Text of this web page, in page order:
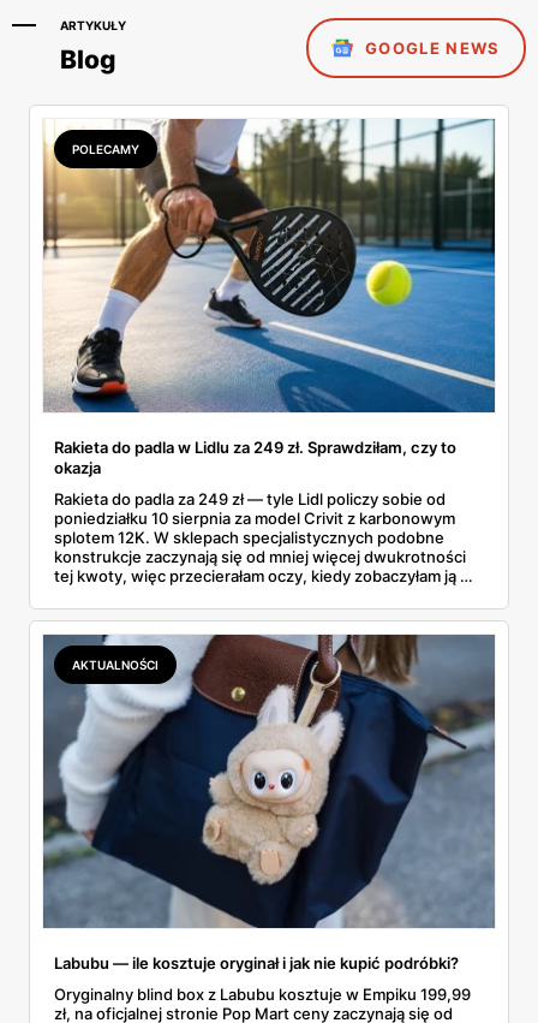
ARTYKUŁY
Blog GOOGLE NEWS
POLECAMY
Rakieta do padla w Lidlu za 249 zł. Sprawdziłam, czy to
okazja
Rakieta do padla za 249 zł — tyle Lidl policzy sobie od
poniedziałku 10 sierpnia za model Crivit z karbonowym
splotem 12K. W sklepach specjalistycznych podobne
konstrukcje zaczynają się od mniej więcej dwukrotności
tej kwoty, więc przecierałam oczy, kiedy zobaczyłam ją w
najszybciej rosnący sport w Polsce: kortów przybywa
lawinowo, a chętnych jeszcze szybciej. Sprawdziłam, co
dokładnie dostajemy za te pieniądze i komu taka rakieta
faktycznie wystarczy.
AKTUALNOŚCI
Labubu — ile kosztuje oryginał i jak nie kupić podróbki?
Oryginalny blind box z Labubu kosztuje w Empiku 199,99
zł, na oficjalnej stronie Pop Mart ceny zaczynają się od